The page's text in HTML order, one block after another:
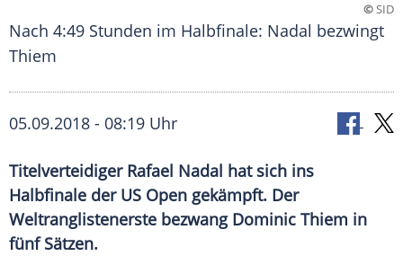
©SID
Nach 4:49 Stunden im Halbfinale: Nadal bezwingt
Thiem
05.09.2018 - 08:19 Uhr
Titelverteidiger Rafael Nadal hat sich ins
Halbfinale der US Open gekämpft. Der
Weltranglistenerste bezwang Dominic Thiem in
fünf Sätzen.